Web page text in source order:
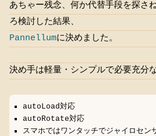
あちゃー残念、何か代替手段を探さ
ろ検討した結果、
Pannellumに決めました。
決め手は軽量・シンプルで必要充分な
autoLoad対応
autoRotate対応
スマホではワンタッチでジャイロセン